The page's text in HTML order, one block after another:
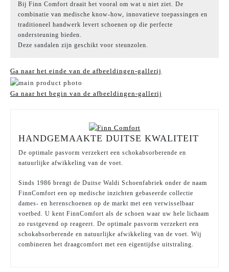
Bij Finn Comfort draait het vooral om wat u niet ziet. De
combinatie van medische know-how, innovatieve toepassingen en
traditioneel handwerk levert schoenen op die perfecte
ondersteuning bieden.
Deze sandalen zijn geschikt voor steunzolen.
Ga naar het einde van de afbeeldingen-gallerij
Ga naar het begin van de afbeeldingen-gallerij
HANDGEMAAKTE DUITSE KWALITEIT
De optimale pasvorm verzekert een schokabsorberende en
natuurlijke afwikkeling van de voet.
Sinds 1986 brengt de Duitse Waldi Schoenfabriek onder de naam
FinnComfort een op medische inzichten gebaseerde collectie
dames- en herenschoenen op de markt met een verwisselbaar
voetbed. U kent FinnComfort als de schoen waar uw hele lichaam
zo rustgevend op reageert. De optimale pasvorm verzekert een
schokabsorberende en natuurlijke afwikkeling van de voet. Wij
combineren het draagcomfort met een eigentijdse uitstraling.